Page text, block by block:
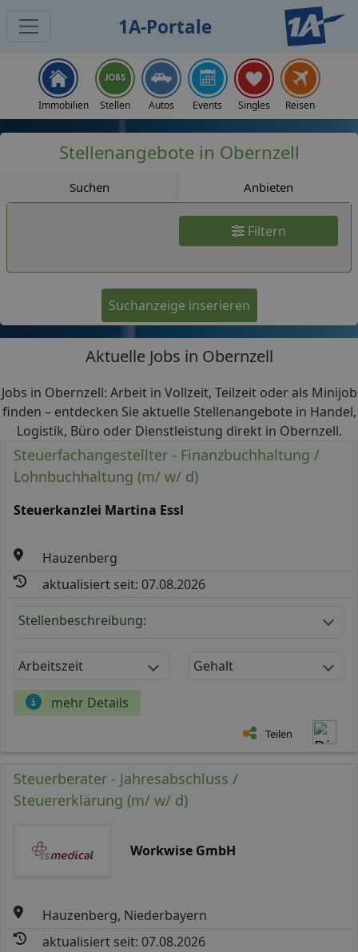
1A-Portale
Immobilien Stellen Autos Events Singles Reisen
Stellenangebote in Obernzell
Suchen Anbieten
Filtern
Suchanzeige inserieren
Aktuelle Jobs in Obernzell
Jobs in Obernzell: Arbeit in Vollzeit, Teilzeit oder als Minijob
finden – entdecken Sie aktuelle Stellenangebote in Handel,
Logistik, Büro oder Dienstleistung direkt in Obernzell.
Steuerfachangestellter - Finanzbuchhaltung /
Lohnbuchhaltung (m/ w/ d)
Steuerkanzlei Martina Essl
Hauzenberg
aktualisiert seit: 07.08.2026
Stellenbeschreibung:
Arbeitszeit Gehalt
mehr Details
Teilen
Steuerberater - Jahresabschluss /
Steuererklärung (m/ w/ d)
Workwise GmbH
Hauzenberg, Niederbayern
aktualisiert seit: 07.08.2026